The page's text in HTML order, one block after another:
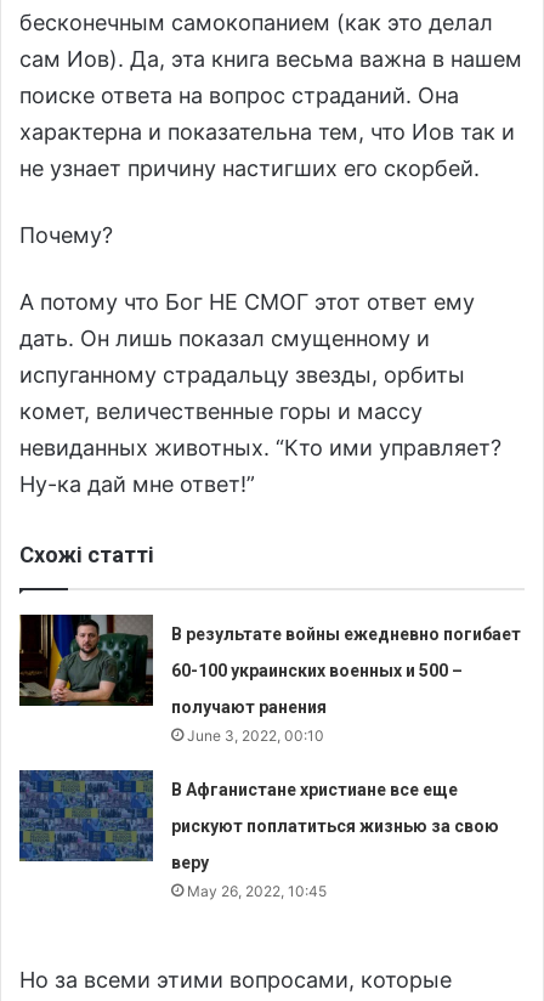
бесконечным самокопанием (как это делал
сам Иов). Да, эта книга весьма важна в нашем
поиске ответа на вопрос страданий. Она
характерна и показательна тем, что Иов так и
не узнает причину настигших его скорбей.
Почему?
А потому что Бог НЕ СМОГ этот ответ ему
дать. Он лишь показал смущенному и
испуганному страдальцу звезды, орбиты
комет, величественные горы и массу
невиданных животных. “Кто ими управляет?
Ну-ка дай мне ответ!”
Схожі статті
В результате войны ежедневно погибает
60-100 украинских военных и 500 –
получают ранения
June 3, 2022, 00:10
В Афганистане христиане все еще
рискуют поплатиться жизнью за свою
веру
May 26, 2022, 10:45
Но за всеми этими вопросами, которые